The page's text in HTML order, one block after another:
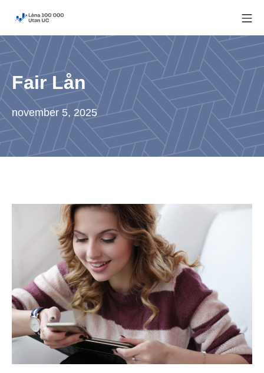
contentLåna 100 000 utan UC
Fair Lån
november 5, 2025